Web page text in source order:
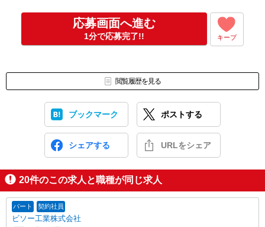
仕事紹介
面接（1回、1時間程度）
内定・採用
合否については1週間以内にご連絡させていただきます。
応募画面へ進む
1分で応募完了!! キープ
閲覧履歴を見る
ブックマーク ポストする
シェアする URLをシェア
20件のこの求人と職種が同じ求人
パート 契約社員
ビソー工業株式会社